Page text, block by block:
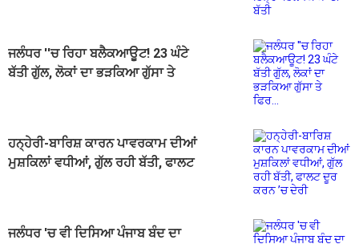
ਜਲੰਧਰ ''ਚ ਰਿਹਾ ਬਲੈਕਆਊਟ! 23 ਘੰਟੇ
ਬੱਤੀ ਗੁੱਲ, ਲੋਕਾਂ ਦਾ ਭੜਕਿਆ ਗੁੱਸਾ ਤੇ
ਹਨ੍ਹੇਰੀ-ਬਾਰਿਸ਼ ਕਾਰਨ ਪਾਵਰਕਾਮ ਦੀਆਂ
ਮੁਸ਼ਕਿਲਾਂ ਵਧੀਆਂ, ਗੁੱਲ ਰਹੀ ਬੱਤੀ, ਫਾਲਟ
ਜਲੰਧਰ 'ਚ ਵੀ ਦਿਸਿਆ ਪੰਜਾਬ ਬੰਦ ਦਾ